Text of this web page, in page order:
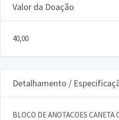
Valor da Doação
40,00
Detalhamento /
BLOCO DE ANOTACOES CANETA